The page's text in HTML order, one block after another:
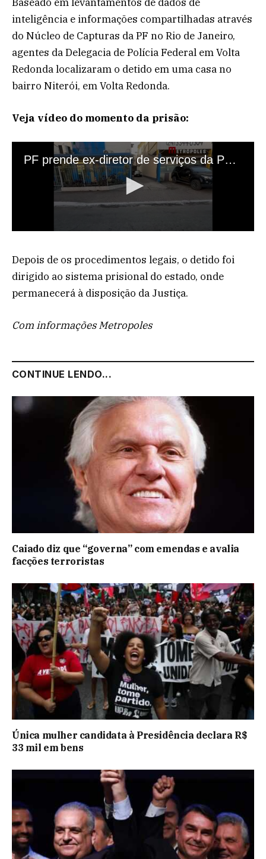
inteligência e informações compartilhadas através
do Núcleo de Capturas da PF no Rio de Janeiro,
agentes da Delegacia de Polícia Federal em Volta
Redonda localizaram o detido em uma casa no
bairro Niterói, em Volta Redonda.
Veja vídeo do momento da prisão:
Depois de os procedimentos legais, o detido foi
dirigido ao sistema prisional do estado, onde
permanecerá à disposição da Justiça.
Com informações Metropoles
CONTINUE LENDO...
Caiado diz que “governa” com emendas e avalia
facções terroristas
Única mulher candidata à Presidência declara R$
33 mil em bens